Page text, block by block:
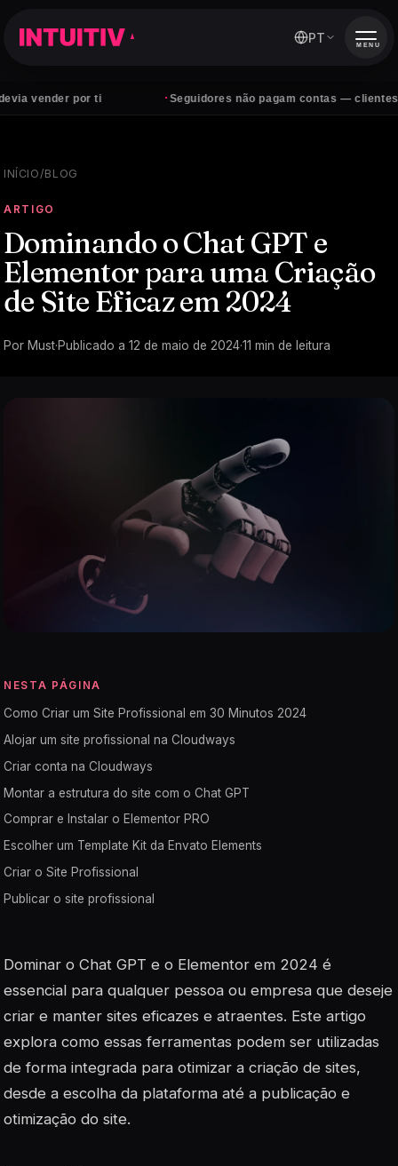
por ti Seguidores não pagam contas — clientes sim
PT MENU
INÍCIO/BLOG
ARTIGO
Dominando o Chat GPT e
Elementor para uma Criação
de Site Eficaz em 2024
Por Must·Publicado a 12 de maio de 2024·11 min de leitura
NESTA PÁGINA
Como Criar um Site Profissional em 30 Minutos 2024
Alojar um site profissional na Cloudways
Criar conta na Cloudways
Montar a estrutura do site com o Chat GPT
Comprar e Instalar o Elementor PRO
Escolher um Template Kit da Envato Elements
Criar o Site Profissional
Publicar o site profissional
Dominar o Chat GPT e o Elementor em 2024 é
essencial para qualquer pessoa ou empresa que deseje
criar e manter sites eficazes e atraentes. Este artigo
explora como essas ferramentas podem ser utilizadas
de forma integrada para otimizar a criação de sites,
desde a escolha da plataforma até a publicação e
otimização do site.